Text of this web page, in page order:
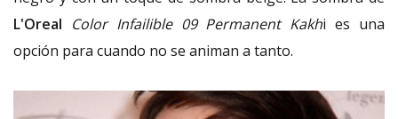
L'Oreal Color Infailible 09 Permanent Kakhi es una
opción para cuando no se animan a tanto.